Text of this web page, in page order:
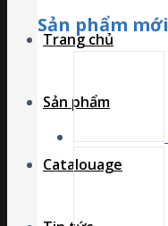
Trang chủ
Sản phẩm
Catalouage
Sản phẩm mới